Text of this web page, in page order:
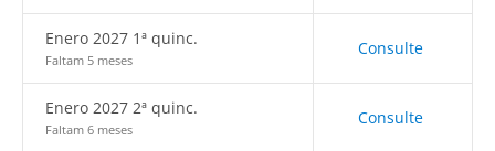
Enero 2027 1ª quinc.
Faltam 5 meses
Consulte
Enero 2027 2ª quinc.
Faltam 6 meses
Consulte